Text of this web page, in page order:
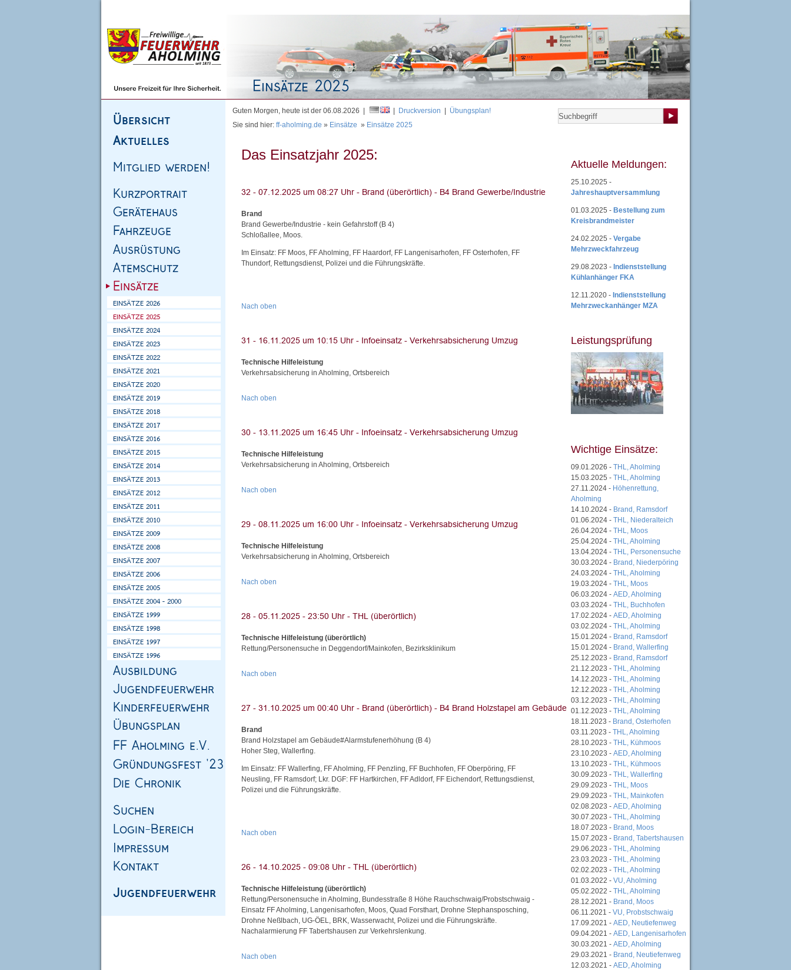
Guten Morgen, heute ist der 06.08.2026 | Druckversion
Übungsplan!
Sie sind hier: ff-aholming.de » Einsätze » Einsätze 2025
Das Einsatzjahr 2025:
Brand
Brand Gewerbe/Industrie - kein Gefahrstoff (B 4)
Schloßallee, Moos.
Im Einsatz: FF Moos, FF Aholming, FF Haardorf, FF Langenisarhofen, FF Osterhofen, FF
Thundorf, Rettungsdienst, Polizei und die Führungskräfte.
Nach oben
Technische Hilfeleistung
Verkehrsabsicherung in Aholming, Ortsbereich
Nach oben
Technische Hilfeleistung
Verkehrsabsicherung in Aholming, Ortsbereich
Nach oben
Technische Hilfeleistung
Verkehrsabsicherung in Aholming, Ortsbereich
Nach oben
Technische Hilfeleistung (überörtlich)
Rettung/Personensuche in Deggendorf/Mainkofen, Bezirksklinikum
Nach oben
Brand
Brand Holzstapel am Gebäude#Alarmstufenerhöhung (B 4)
Hoher Steg, Wallerfing.
Im Einsatz: FF Wallerfing, FF Aholming, FF Penzling, FF Buchhofen, FF Oberpöring, FF
Neusling, FF Ramsdorf; Lkr. DGF: FF Hartkirchen, FF Adldorf, FF Eichendorf, Rettungsdienst,
Polizei und die Führungskräfte.
Nach oben
Technische Hilfeleistung (überörtlich)
Rettung/Personensuche in Aholming, Bundesstraße 8 Höhe Rauchschwaig/Probstschwaig -
Einsatz FF Aholming, Langenisarhofen, Moos, Quad Forsthart, Drohne Stephansposching,
Drohne Neßlbach, UG-ÖEL, BRK, Wasserwacht, Polizei und die Führungskräfte.
Nachalarmierung FF Tabertshausen zur Verkehrslenkung.
Nach oben
Aktuelle Meldungen:
25.10.2025 -
Jahreshauptversammlung
01.03.2025 - Bestellung zum
Kreisbrandmeister
24.02.2025 - Vergabe
Mehrzweckfahrzeug
29.08.2023 - Indienststellung
Kühlanhänger FKA
12.11.2020 - Indienststellung
Mehrzweckanhänger MZA
Leistungsprüfung
Wichtige Einsätze:
09.01.2026 - THL, Aholming
15.03.2025 - THL, Aholming
27.11.2024 - Höhenrettung,
Aholming
14.10.2024 - Brand, Ramsdorf
01.06.2024 - THL, Niederalteich
26.04.2024 - THL, Moos
25.04.2024 - THL, Aholming
13.04.2024 - THL, Personensuche
30.03.2024 - Brand, Niederpöring
24.03.2024 - THL, Aholming
19.03.2024 - THL, Moos
06.03.2024 - AED, Aholming
03.03.2024 - THL, Buchhofen
17.02.2024 - AED, Aholming
03.02.2024 - THL, Aholming
15.01.2024 - Brand, Ramsdorf
15.01.2024 - Brand, Wallerfing
25.12.2023 - Brand, Ramsdorf
21.12.2023 - THL, Aholming
14.12.2023 - THL, Aholming
12.12.2023 - THL, Aholming
03.12.2023 - THL, Aholming
01.12.2023 - THL, Aholming
18.11.2023 - Brand, Osterhofen
03.11.2023 - THL, Aholming
28.10.2023 - THL, Kühmoos
23.10.2023 - AED, Aholming
13.10.2023 - THL, Kühmoos
30.09.2023 - THL, Wallerfing
29.09.2023 - THL, Moos
29.09.2023 - THL, Mainkofen
02.08.2023 - AED, Aholming
30.07.2023 - THL, Aholming
18.07.2023 - Brand, Moos
15.07.2023 - Brand, Tabertshausen
29.06.2023 - THL, Aholming
23.03.2023 - THL, Aholming
02.02.2023 - THL, Aholming
01.03.2022 - VU, Aholming
05.02.2022 - THL, Aholming
28.12.2021 - Brand, Moos
06.11.2021 - VU, Probstschwaig
17.09.2021 - AED, Neutiefenweg
09.04.2021 - AED, Langenisarhofen
30.03.2021 - AED, Aholming
29.03.2021 - Brand, Neutiefenweg
12.03.2021 - AED, Aholming